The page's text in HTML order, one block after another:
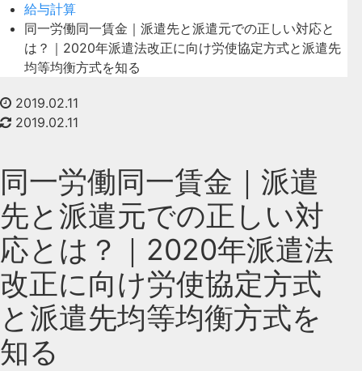
給与計算
同一労働同一賃金｜派遣先と派遣元での正しい対応と
は？｜2020年派遣法改正に向け労使協定方式と派遣先
均等均衡方式を知る
2019.02.11
2019.02.11
同一労働同一賃金｜派遣
先と派遣元での正しい対
応とは？｜2020年派遣法
改正に向け労使協定方式
と派遣先均等均衡方式を
知る